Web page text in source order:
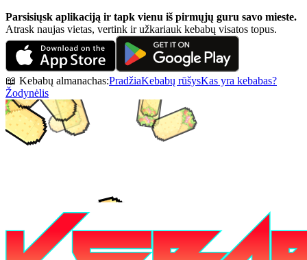
Parsisiųsk aplikaciją ir tapk vienu iš pirmųjų guru savo mieste.
Atrask naujas vietas, vertink ir užkariauk kebabų visatos topus.
📖 Kebabų almanachas:PradžiaKebabų rūšysKas yra kebabas?
Žodynėlis